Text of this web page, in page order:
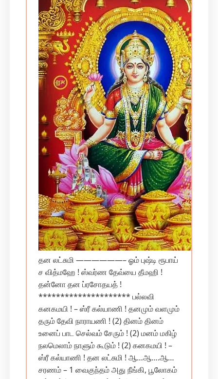
தன லட்சுமி ——————– ஓம் புஷ்டி ரூபாய்
ச வித்மஹே ! ஸ்வர்ண தேவ்யை தீமஹி !
தன்னோ தன ப்ரசோதயத் !
********************* பல்லவி
கனகமயி ! – ஸ்ரீ கல்யாணி ! தனமும் வளமும்
தரும் தேவி நாராயணி ! (2) தினம் தினம்
உனைப் பாட செல்வம் சேரும் ! (2) மனம் மகிழ்
நலமெலாம் நாளும் கூடும் ! (2) கனகமயி ! –
ஸ்ரீ கல்யாணி ! தன லட்சுமி ! ஆ…ஆ….ஆ…
சரணம் – 1 வைகுந்தம் அது நீங்கி, பூலோகம்